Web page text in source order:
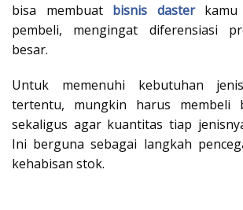
bisa membuat bisnis dasterkamu
pembeli, mengingat diferensiasi
besar.
Untuk memenuhi kebutuhan
tertentu, mungkin harus membeli
sekaligus agar kuantitas tiap
Ini berguna sebagai langkah
kehabisan stok.